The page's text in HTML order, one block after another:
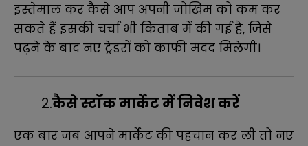
इस्तेमाल कर कैसे आप अपनी जोखिम को कम कर
सकते हैं इसकी चर्चा भी किताब में की गई है, जिसे
पढ़ने के बाद नए ट्रेडरों को काफी मदद मिलेगी।
2.कैसे स्टॉक मार्केट में निवेश करें
एक बार जब आपने मार्केट की पहचान कर ली तो नए